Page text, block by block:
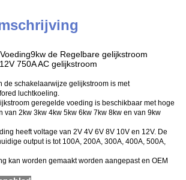
de Regelbare gelijkstroom
750A AC gelijkstroom
de schakelaarwijze gelijkstroom is met
luchtkoeling.
geregelde voeding is beschikbaar met hoge
van 2kw 3kw 4kw 5kw 6kw 7kw 8kw en van 9kw
heeft voltage van 2V 4V 6V 8V 10V en 12V. De
output is tot 100A, 200A, 300A, 400A, 500A,
kan worden gemaakt worden aangepast en OEM